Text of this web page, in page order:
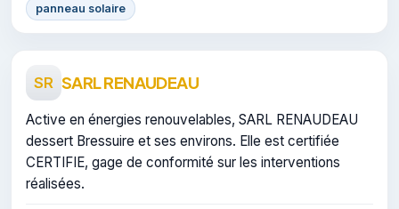
panneau solaire
SR SARL RENAUDEAU
Active en énergies renouvelables, SARL RENAUDEAU
dessert Bressuire et ses environs. Elle est certifiée
CERTIFIE, gage de conformité sur les interventions
réalisées.